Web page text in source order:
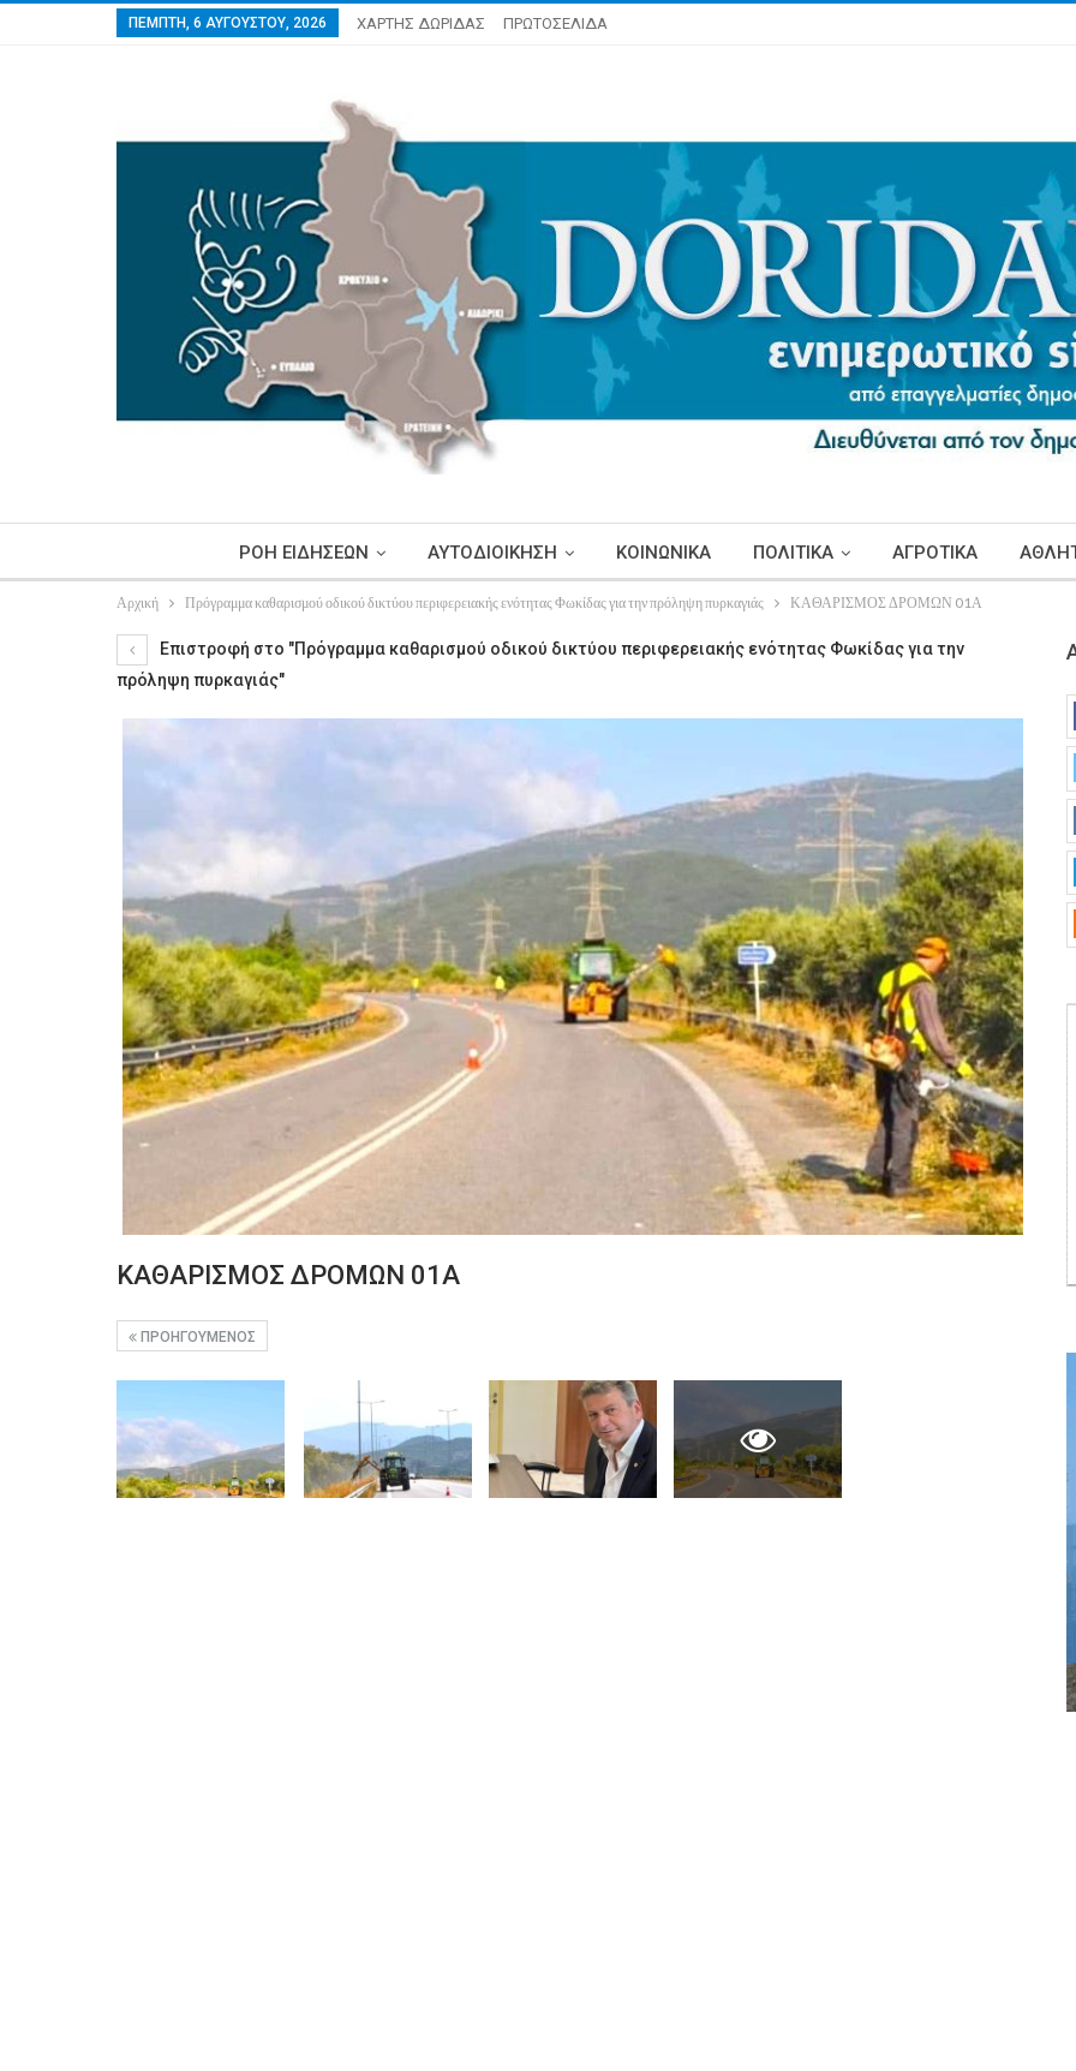
ΠΈΜΠΤΗ, 6 ΑΥΓΟΎΣΤΟΥ, 2026 ΧΑΡΤΗΣ ΔΩΡΙΔΑΣ ΠΡΩΤΟΣΕΛΙΔΑ
ΡΟΗ ΕΙΔΗΣΕΩΝ ΑΥΤΟΔΙΟΙΚΗΣΗ ΚΟΙΝΩΝΙΚΑ ΠΟΛΙΤΙΚΑ ΑΓΡΟΤΙΚΑ
Αρχική Πρόγραμμα καθαρισμού οδικού δικτύου περιφερειακής ενότητας Φωκίδας για την πρόληψη πυρκαγιάς ΚΑΘΑΡΙΣΜΟΣ ΔΡΟΜΩΝ 01Α
Επιστροφή στο "Πρόγραμμα καθαρισμού οδικού δικτύου περιφερειακής ενότητας Φωκίδας για την
πρόληψη πυρκαγιάς"
ΚΑΘΑΡΙΣΜΟΣ ΔΡΟΜΩΝ 01Α
ΠΡΟΗΓΟΎΜΕΝΟΣ